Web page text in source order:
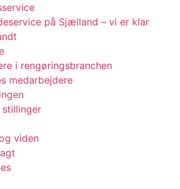
på Sjælland – vi er klar
i rengøringsbranchen
medarbejdere
stillinger
viden